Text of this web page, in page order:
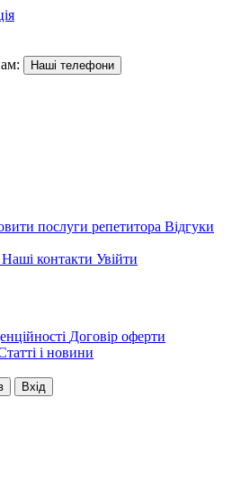
Наші телефони
послуги репетитора Відгуки
Наші контакти Увійти
Договір оферти
і новини
Вхід